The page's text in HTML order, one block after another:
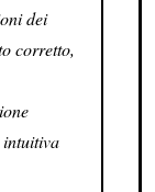
dei
corretto,